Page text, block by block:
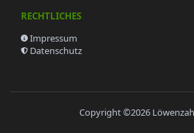
RECHTLICHES
Impressum
Datenschutz
Copyright ©2026